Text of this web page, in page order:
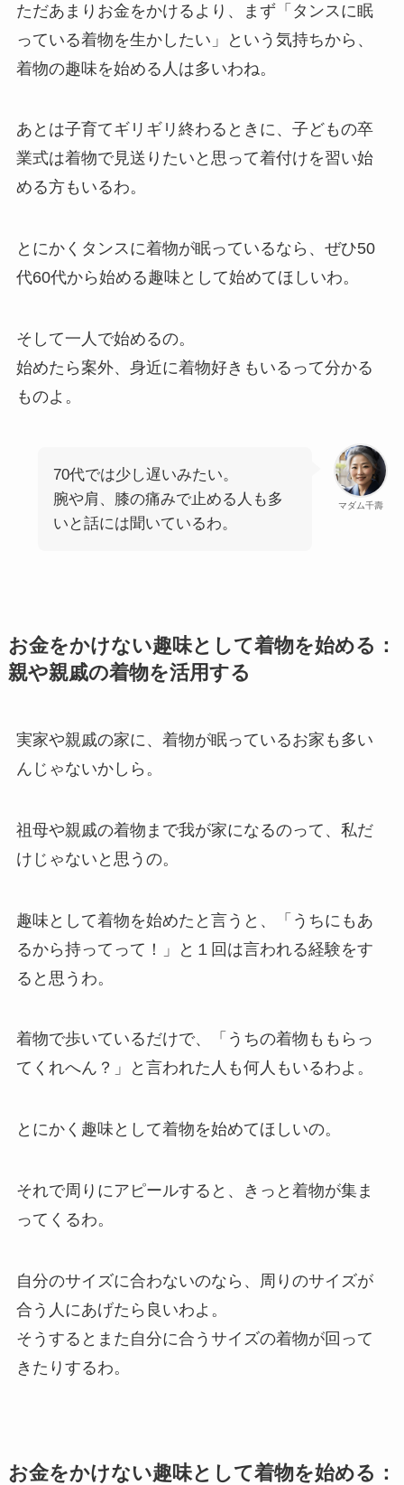
ただあまりお金をかけるより、まず「タンスに眠
っている着物を生かしたい」という気持ちから、
着物の趣味を始める人は多いわね。
あとは子育てギリギリ終わるときに、子どもの卒
業式は着物で見送りたいと思って着付けを習い始
める方もいるわ。
とにかくタンスに着物が眠っているなら、ぜひ50
代60代から始める趣味として始めてほしいわ。
そして一人で始めるの。
始めたら案外、身近に着物好きもいるって分かる
ものよ。
マダム千壽
70代では少し遅いみたい。
腕や肩、膝の痛みで止める人も多
いと話には聞いているわ。
お金をかけない趣味として着物を始める：
親や親戚の着物を活用する
実家や親戚の家に、着物が眠っているお家も多い
んじゃないかしら。
祖母や親戚の着物まで我が家になるのって、私だ
けじゃないと思うの。
趣味として着物を始めたと言うと、「うちにもあ
るから持ってって！」と１回は言われる経験をす
ると思うわ。
着物で歩いているだけで、「うちの着物ももらっ
てくれへん？」と言われた人も何人もいるわよ。
とにかく趣味として着物を始めてほしいの。
それで周りにアピールすると、きっと着物が集ま
ってくるわ。
自分のサイズに合わないのなら、周りのサイズが
合う人にあげたら良いわよ。
そうするとまた自分に合うサイズの着物が回って
きたりするわ。
お金をかけない趣味として着物を始める：